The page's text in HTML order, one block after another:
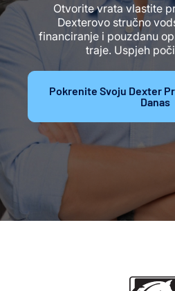
Otvorite vrata vlastite
Dexterovo stručno
financiranje i pouzdanu
traje. Uspjeh
Pokrenite Svoju Dexter
Danas